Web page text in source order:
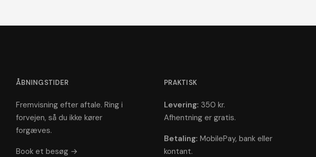
ÅBNINGSTIDER
Fremvisning efter aftale. Ring i
forvejen, så du ikke kører
forgæves.
Book et besøg →
PRAKTISK
Levering: 350 kr.
Afhentning er gratis.
Betaling: MobilePay, bank eller
kontant.